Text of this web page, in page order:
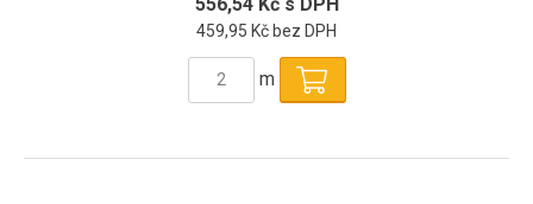
459,95 Kč bez DPH
m